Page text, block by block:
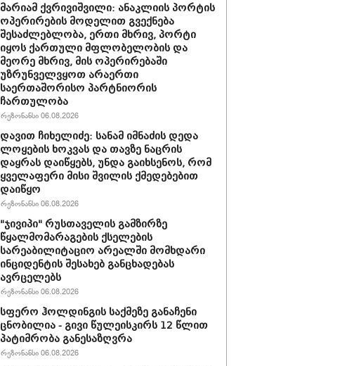
მარიამ ქვრივიშვილი: ანაკლიის პორტის
ოპერირების მოდელით გვექნება
შესაძლებლობა, ერთი მხრივ, პორტი
იყოს ქართული მფლობელობის და
მეორე მხრივ, მის ოპერირებაში
უზრუნველვყოთ არაერთი
საერთაშორისო პარტნიორის
ჩართულობა
რეზონანსი 06.08.2026
დავით ჩიხელიძე: სანამ იმნაძის დედა
ლოყების ხოკვას და თავზე ნაცრის
დაყრას დაიწყებს, უნდა გაიხსენოს, რომ
ყველაფერი მისი შვილის ქმედებებით
დაიწყო
რეზონანსი 06.08.2026
"ჯივიპი" რუსთაველის გამზირზე
წყალმომარაგების ქსელების
სარეაბილიტაციო არეალში მომხდარი
ინციდენტის შესახებ განცხადებას
ავრცელებს
რეზონანსი 06.08.2026
სფერო ჰოლდინგის საქმეზე განაჩენი
ცნობილია - გივი წულეისკირს 12 წლით
პატიმრობა განესაზღვრა
რეზონანსი 06.08.2026